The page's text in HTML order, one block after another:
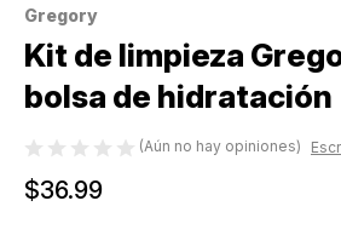
Gregory
Kit de limpieza
bolsa de hidratación
(Aún no hay opiniones)
$36.99